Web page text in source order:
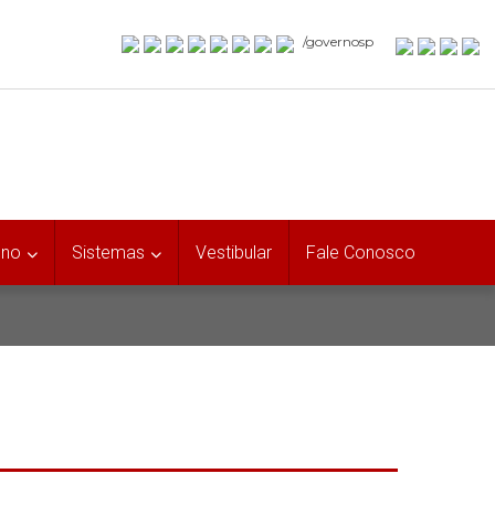
/governosp
Sistemas Vestibular Fale Conosco